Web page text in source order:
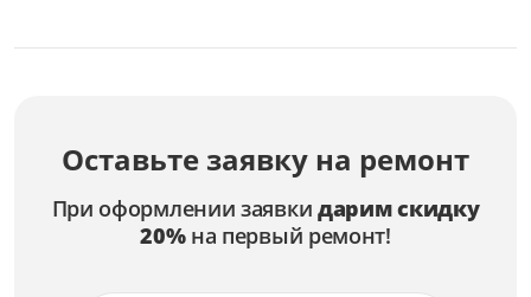
Оставьте заявку на ремонт
При оформлении заявки дарим скидку
20%на первый ремонт!